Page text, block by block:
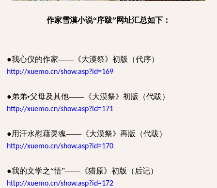
作家雪漠小说“序跋”网址汇总如下：
●我心仪的作家——《大漠祭》初版（代序）
http://xuemo.cn/show.asp?id=169
●弟弟•父母及其他——《大漠祭》初版（代跋）
http://xuemo.cn/show.asp?id=171
●用汗水慰藉灵魂——《大漠祭》再版（代跋）
http://xuemo.cn/show.asp?id=170
●我的文学之“悟”——《猎原》初版（后记）
http://xuemo.cn/show.asp?id=172